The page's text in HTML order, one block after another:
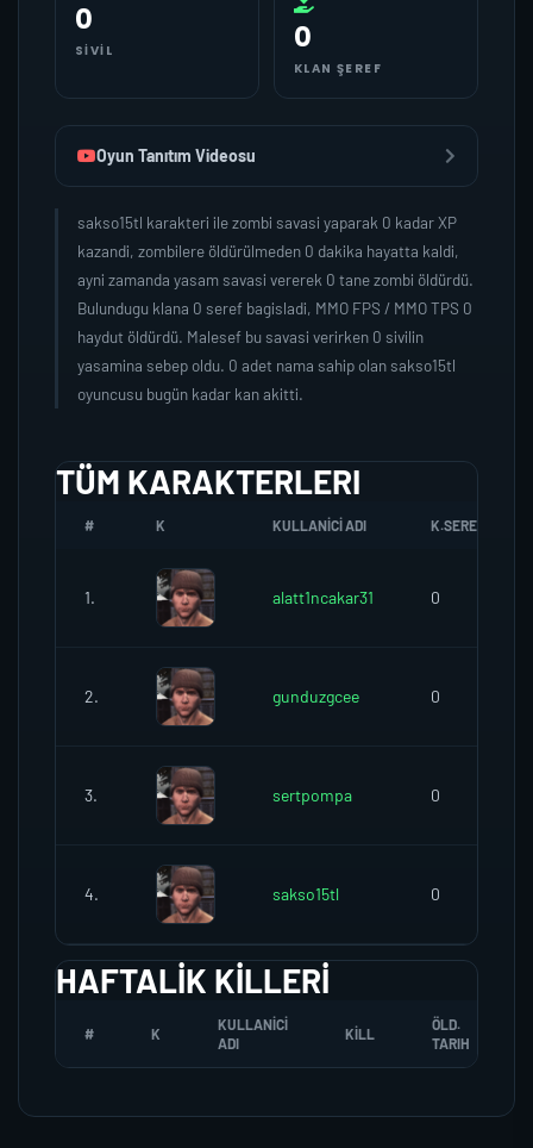
0
SIVIL 0
KLAN ŞEREF
Oyun Tanıtım Videosu
sakso15tl karakteri ile zombi savasi yaparak 0 kadar XP
kazandi, zombilere öldürülmeden 0 dakika hayatta kaldi,
ayni zamanda yasam savasi vererek 0 tane zombi öldürdü.
Bulundugu klana 0 seref bagisladi, MMO FPS / MMO TPS 0
haydut öldürdü. Malesef bu savasi verirken 0 sivilin
yasamina sebep oldu. 0 adet nama sahip olan sakso15tl
oyuncusu bugün kadar kan akitti.
TÜM KARAKTERLERI
# K KULLANICI ADI K.SEREFI
1. alatt1ncakar31 0
2. gunduzgcee 0
3. sertpompa 0
4. sakso15tl 0
HAFTALIK KILLERI
# K
KULLANICI
ADI
KILL
ÖLD.
TARIH